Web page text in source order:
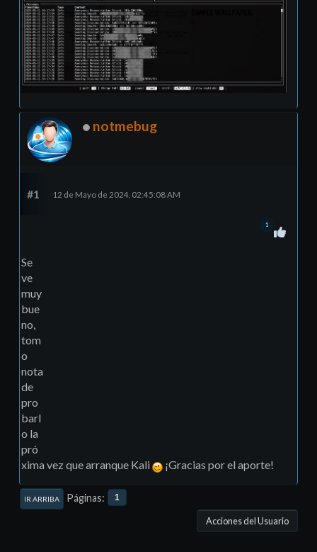
notmebug
#1 12 de Mayo de 2024, 02:45:08 AM
Se
ve
muy
bue
no,
tom
o
nota
de
pro
barl
o la
pró
xima vez que arranque Kali
¡Gracias por el aporte!
1
IR ARRIBA Páginas 1
Acciones del Usuario